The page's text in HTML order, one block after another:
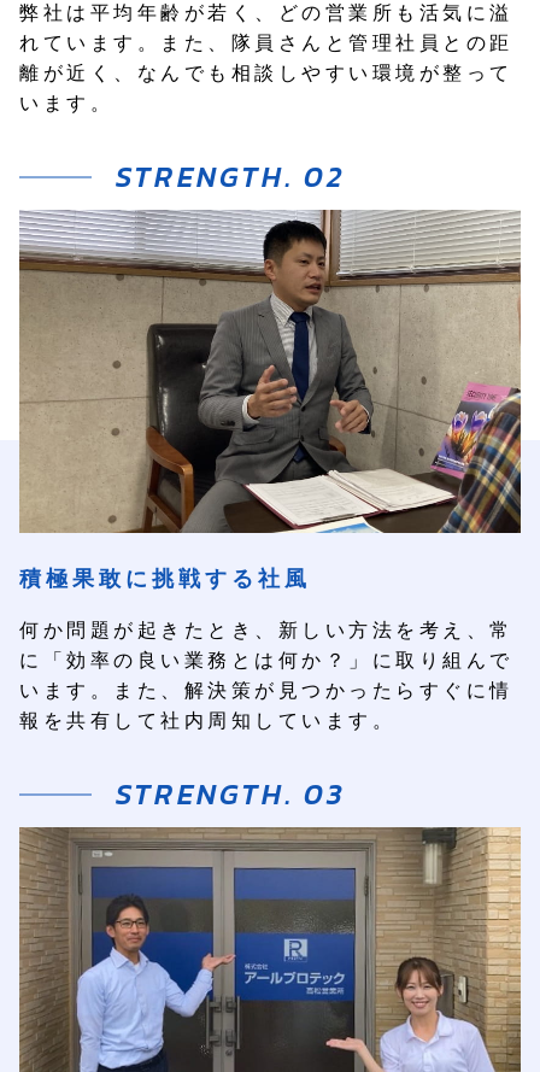
せ
重
要
知
ら
せ
採
用
情
報
〒
779-
3223
島
県
町
川
原
字
高
原
465-
1
TEL.
088-
677-
9281
088-
弊社は平均年齢が若く、どの営業所も活気に溢
れています。また、隊員さんと管理社員との距
離が近く、なんでも相談しやすい環境が整って
います。
積極果敢に挑戦する社風
何か問題が起きたとき、新しい方法を考え、常
に「効率の良い業務とは何か？」に取り組んで
います。また、解決策が見つかったらすぐに情
報を共有して社内周知しています。